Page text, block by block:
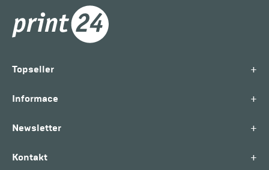
Topseller +
Informace +
Newsletter +
Kontakt +